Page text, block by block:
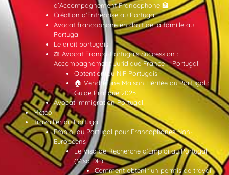
d’Accompagnement Francophone 🏦
Création d’Entreprise au Portugal
Avocat francophone en droit de la famille au
Portugal
Le droit portugais
⚖️ Avocat Franco-Portugais Succession :
Accompagnement Juridique France – Portugal
Obtention du NIF Portugais
🏠 Vendre une Maison Héritée au Portugal :
Guide Pratique 2025
Avocat immigration Portugal
Météo
Travailler au Portugal
Emploi au Portugal pour Francophones Non-
Européens
Le Visa de Recherche d’Emploi au Portugal
(Visa DP)
Comment obtenir un permis de travail